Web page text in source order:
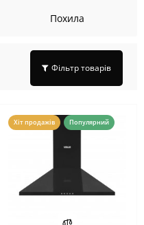
Похила
Фільтр товарів
Хіт продажів Популярний